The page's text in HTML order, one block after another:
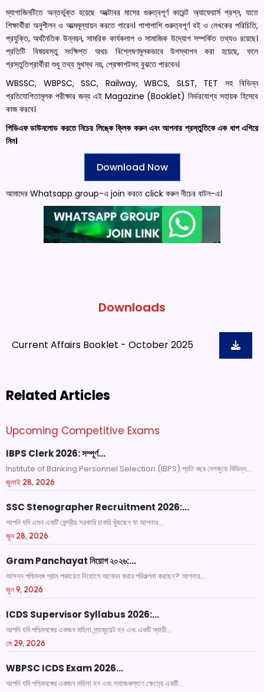
ম্যাগাজিনটিতে অন্তর্ভুক্ত হয়েছে অক্টোবর মাসের গুরুত্বপূর্ণ কারেন্ট অ্যাফেয়ার্স প্রশ্ন, যাতে
শিক্ষার্থীরা অনুশীলন ও আত্মমূল্যায়ন করতে পারেন। পাশাপাশি গুরুত্বপূর্ণ বই ও লেখকের পরিচিতি,
প্রযুক্তি, অর্থনৈতিক উন্নয়ন, সামরিক কার্যকলাপ ও সামাজিক উদ্যোগ সম্পর্কিত তথ্যও রয়েছে।
প্রতিটি বিষয়বস্তু সংক্ষিপ্ত অথচ বিশ্লেষণমূলকভাবে উপস্থাপন করা হয়েছে, ফলে
প্রস্তুতিপ্রার্থীরা শুধু তথ্য মুখস্থ নয়, প্রেক্ষাপটসহ বুঝতে পারবেন।
WBSSC, WBPSC, SSC, Railway, WBCS, SLST, TET সহ বিভিন্ন
প্রতিযোগিতামূলক পরীক্ষার জন্য এই Magazine (Booklet) নির্ভরযোগ্য সহায়ক হিসেবে
কাজ করবে।
পিডিএফ ডাউনলোড করতে নিচের লিঙ্কে ক্লিক করুন এবং আপনার প্রস্তুতিকে এক ধাপ এগিয়ে
নিন।
Download Now
আমাদের Whatsapp group-এ join করতে click করুন নীচের বাটন-এ।
Downloads
Current Affairs Booklet - October 2025
Related Articles
Upcoming Competitive Exams
IBPS Clerk 2026: সম্পূর্ণ…
Institute of Banking Personnel Selection (IBPS) প্রতি বছর দেশজুড়ে বিভিন্ন...
জুলাই 28, 2026
SSC Stenographer Recruitment 2026:…
আপনি যদি এমন একটি কেন্দ্রীয় সরকারি চাকরি খুঁজছেন যা আপনার...
জুন 28, 2026
Gram Panchayat নিয়োগ ২০২৬:…
আসন্ন পশ্চিমবঙ্গ গ্রাম পঞ্চায়েত নিয়োগে আবেদন করার পরিকল্পনা করছেন? আপনার...
জুন 9, 2026
ICDS Supervisor Syllabus 2026:…
আপনি যদি পশ্চিমবঙ্গের একজন মহিলা গ্র্যাজুয়েট হন এবং একটি স্থায়ী...
মে 29, 2026
WBPSC ICDS Exam 2026…
আপনি যদি পশ্চিমবঙ্গের একজন মহিলা হন এবং সমাজকল্যাণ ক্ষেত্রে একটি...